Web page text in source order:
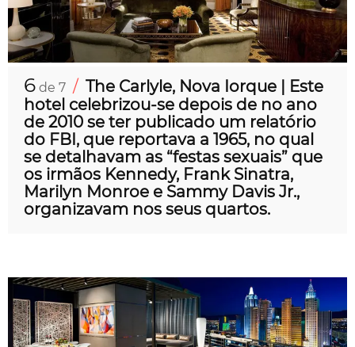
6 de 7 / The Carlyle, Nova Iorque | Este
hotel celebrizou-se depois de no ano
de 2010 se ter publicado um relatório
do FBI, que reportava a 1965, no qual
se detalhavam as “festas sexuais” que
os irmãos Kennedy, Frank Sinatra,
Marilyn Monroe e Sammy Davis Jr.,
organizavam nos seus quartos.